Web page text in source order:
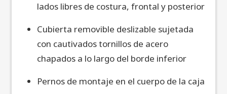
lados libres de costura, frontal y posterior
Cubierta removible deslizable sujetada
con cautivados tornillos de acero
chapados a lo largo del borde inferior
Pernos de montaje en el cuerpo de la caja